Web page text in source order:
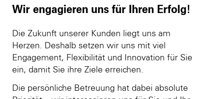
Wir engagieren uns für Ihren Erfolg!
Die Zukunft unserer Kunden liegt uns am
Herzen. Deshalb setzen wir uns mit viel
Engagement, Flexibilität und Innovation für Sie
ein, damit Sie ihre Ziele erreichen.
Die persönliche Betreuung hat dabei absolute